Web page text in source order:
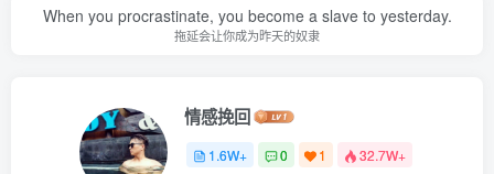
When you procrastinate, you become a slave to yesterday.
拖延会让你成为昨天的奴隶
情感挽回
1.6W+ 0 1 32.7W+